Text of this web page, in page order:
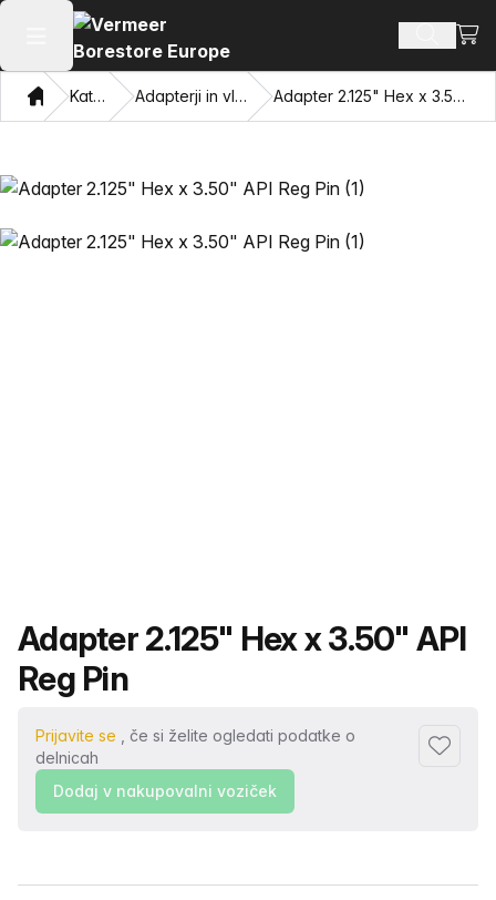
Odpri glavni meni Iskanje
DomaKatalog Adapterji in vlečne oči Adapter 2.125" Hex x 3.50" API Reg Pin
Ime izdelka
Adapter 2.125" Hex x 3.50" API
Reg Pin
Prijavite se , če si želite ogledati podatke o
delnicah
Dodaj
Dodaj v nakupovalni voziček